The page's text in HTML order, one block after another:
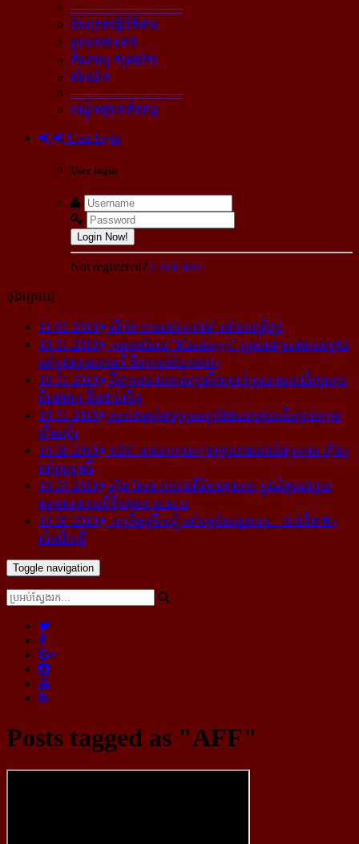
----------------------------
ជ័យគ្រតធ្វើព័ត៌មាន
ប្រលោមលោក
កំណាព្យ កម្រងកែវ
សំណើច
----------------------------
បណ្ដុំអត្ថបទកំសាន្ដ
User login
User login
Login Now!
Not registered? Click here.
ចុងក្រោយ
11-02-2018
ណីម៉ា អាច​ជាប់​គុក​៦ឆ្នាំ នៅ​អេស្ប៉ាញ!
10-31-2018
«អ្នក​កាសែត "Khashoggi" ត្រូវ​បាន​ច្របាច់ក​សម្លាប់​
នៅ​ក្នុង​ស្ថាន​ភារធារី និង​កាត់​បំបែក​សព»
10-31-2018
កីឡាករ​បាល់ទាត់​ប្រេស៊ីល​ម្នាក់​ត្រូវ​បាន​រក​ឃើញ​ស្លាប់​
ជិត​ដាច់ក និង​ដាច់​លិង្គ
10-31-2018
រូបភាព​ធ្លាក់​ឧទ្ធម្ភាគចក្រ​ដែល​សម្លាប់​អតីត​ម្ចាស់​ក្រុម​
ឡីឆេស្ទ័រ
10-28-2018
ABC គាស់​កកាយ​«ទ្រព្យមហាសាល​នៃ​ត្រកូល ហ៊ុន»​
នៅ​អូស្ត្រាលី
10-23-2018
ហ៊ុន សែន អះអាង​ពី​ជំហរ​ខុស​គ្នា ក្នុង​ជំនួប​ជាមួយ​
ឧត្តម​ស្នងការ​សិទ្ធិ​មនុស្ស អ.ស.ប
10-20-2018
«រាត្រីចន្ទទឹកឃ្មុំ នៅបន្ទប់សណ្ឋាគារ... ជាន់ទី៣៥»
សំណើចខ្លី
Toggle navigation
Posts tagged as "AFF"